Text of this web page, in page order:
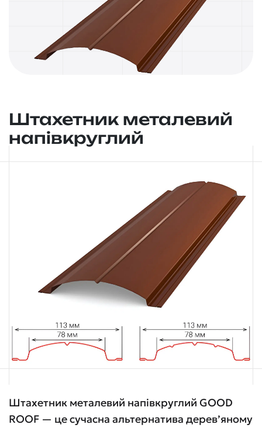
Штахетник металевий
напівкруглий
Штахетник металевий напівкруглий GOOD
ROOF — це сучасна альтернатива дерев’яному